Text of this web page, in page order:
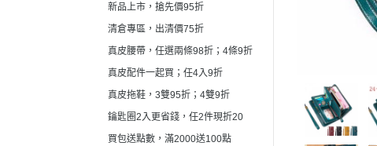
新品上市，搶先價95折
清倉專區，出清價75折
真皮腰帶，任選兩條98折；4條9折
真皮配件一起買；任4入9折
真皮拖鞋，3雙95折；4雙9折
鑰匙圈2入更省錢，任2件現折20
買包送點數，滿2000送100點